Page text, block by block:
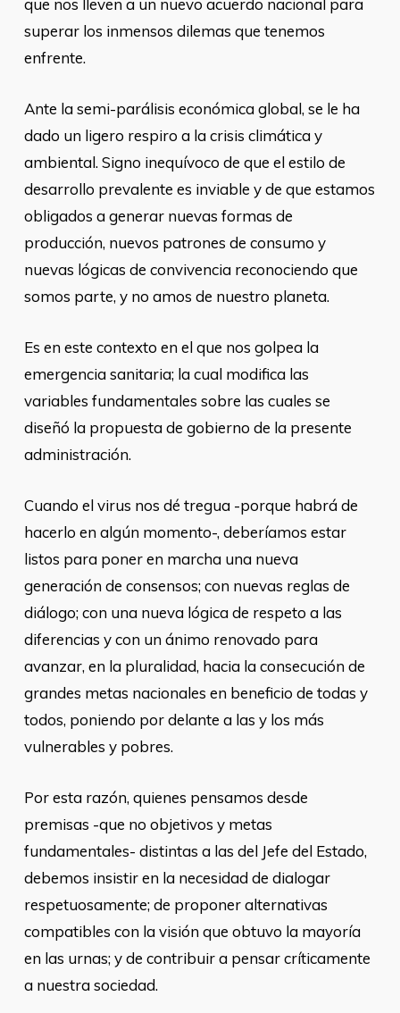
que nos lleven a un nuevo acuerdo nacional para
superar los inmensos dilemas que tenemos
enfrente.
Ante la semi-parálisis económica global, se le ha
dado un ligero respiro a la crisis climática y
ambiental. Signo inequívoco de que el estilo de
desarrollo prevalente es inviable y de que estamos
obligados a generar nuevas formas de
producción, nuevos patrones de consumo y
nuevas lógicas de convivencia reconociendo que
somos parte, y no amos de nuestro planeta.
Es en este contexto en el que nos golpea la
emergencia sanitaria; la cual modifica las
variables fundamentales sobre las cuales se
diseñó la propuesta de gobierno de la presente
administración.
Cuando el virus nos dé tregua -porque habrá de
hacerlo en algún momento-, deberíamos estar
listos para poner en marcha una nueva
generación de consensos; con nuevas reglas de
diálogo; con una nueva lógica de respeto a las
diferencias y con un ánimo renovado para
avanzar, en la pluralidad, hacia la consecución de
grandes metas nacionales en beneficio de todas y
todos, poniendo por delante a las y los más
vulnerables y pobres.
Por esta razón, quienes pensamos desde
premisas -que no objetivos y metas
fundamentales- distintas a las del Jefe del Estado,
debemos insistir en la necesidad de dialogar
respetuosamente; de proponer alternativas
compatibles con la visión que obtuvo la mayoría
en las urnas; y de contribuir a pensar críticamente
a nuestra sociedad.